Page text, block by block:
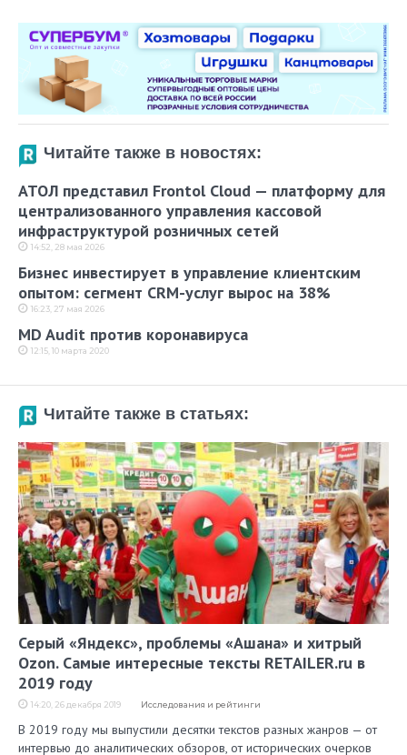
Читайте также в новостях:
АТОЛ представил Frontol Cloud — платформу для
централизованного управления кассовой
инфраструктурой розничных сетей
14:52, 28 мая 2026
Бизнес инвестирует в управление клиентским
опытом: сегмент CRM-услуг вырос на 38%
16:23, 27 мая 2026
MD Audit против коронавируса
12:15, 10 марта 2020
Читайте также в статьях:
Серый «Яндекс», проблемы «Ашана» и хитрый
Ozon. Самые интересные тексты RETAILER.ru в
2019 году
14:20, 26 декабря 2019 Исследования и рейтинги
В 2019 году мы выпустили десятки текстов разных жанров — от
интервью до аналитических обзоров, от исторических очерков